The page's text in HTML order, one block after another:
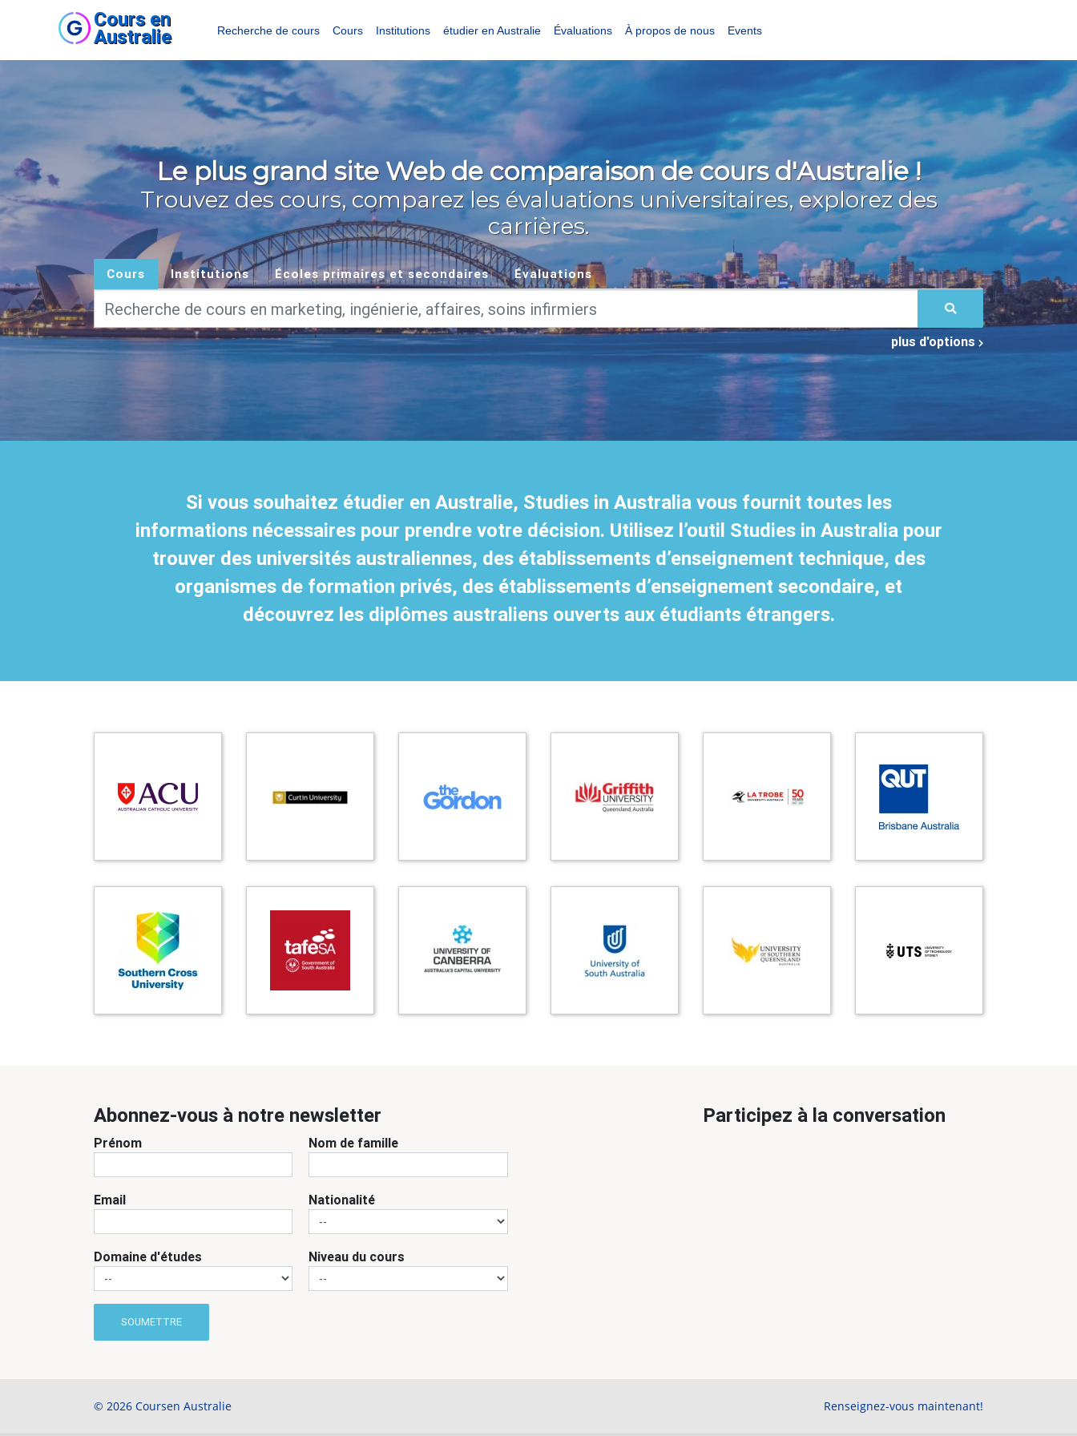
Cours en
Australie Recherche de cours Cours Institutions étudier en Australie Évaluations À propos de nous Events
Le plus grand site Web de comparaison de cours d'Australie !
Trouvez des cours, comparez les évaluations universitaires, explorez des
carrières.
Cours Institutions Écoles primaires et secondaires Évaluations
plus d'options
Si vous souhaitez étudier en Australie, Studies in Australia vous fournit toutes les
informations nécessaires pour prendre votre décision. Utilisez l’outil Studies in Australia pour
trouver des universités australiennes, des établissements d’enseignement technique, des
organismes de formation privés, des établissements d’enseignement secondaire, et
découvrez les diplômes australiens ouverts aux étudiants étrangers.
Abonnez-vous à notre newsletter
Prénom Nom de famille
Email Nationalité
Domaine d'études Niveau du cours
SOUMETTRE
Participez à la conversation
© 2026 Coursen Australie Renseignez-vous maintenant!